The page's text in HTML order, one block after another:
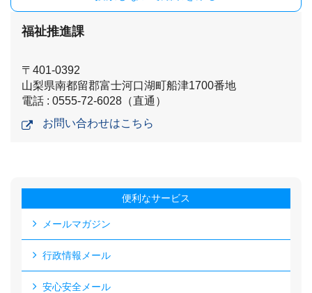
福祉推進課
〒401-0392
山梨県南都留郡富士河口湖町船津1700番地
電話 : 0555-72-6028（直通）
お問い合わせはこちら
便利なサービス
メールマガジン
行政情報メール
安心安全メール